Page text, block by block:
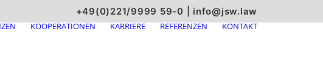
+49(0)221/9999 59-0 info@jsw.law
KOOPERATIONEN KARRIERE REFERENZEN KONTAKT